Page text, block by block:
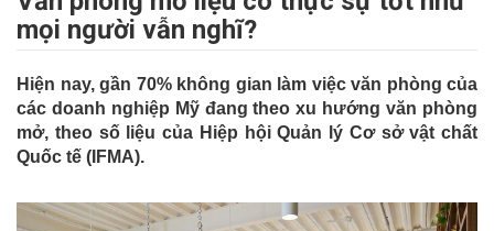
mọi người vẫn nghĩ?
Hiện nay, gần 70% không gian làm việc văn phòng của
các doanh nghiệp Mỹ đang theo xu hướng văn phòng
mở, theo số liệu của Hiệp hội Quản lý Cơ sở vật chất
Quốc tế (IFMA).